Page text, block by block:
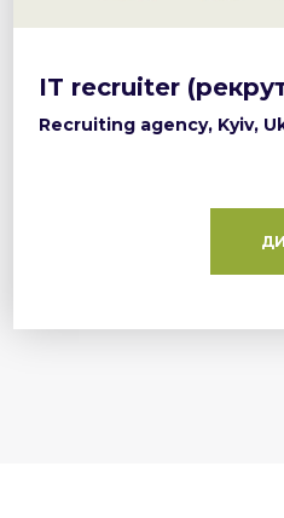
IT recruiter
Recruiting agency, Kyiv,